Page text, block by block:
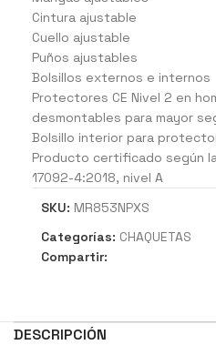
Cintura ajustable
Cuello ajustable
Puños ajustables
Bolsillos externos e internos
Protectores CE Nivel 2 en
desmontables para mayor
Bolsillo interior para
Producto certificado según
17092-4:2018, nivel A
SKU: MR853NPXS
Categorías: CHAQUETAS
Compartir:
DESCRIPCIÓN